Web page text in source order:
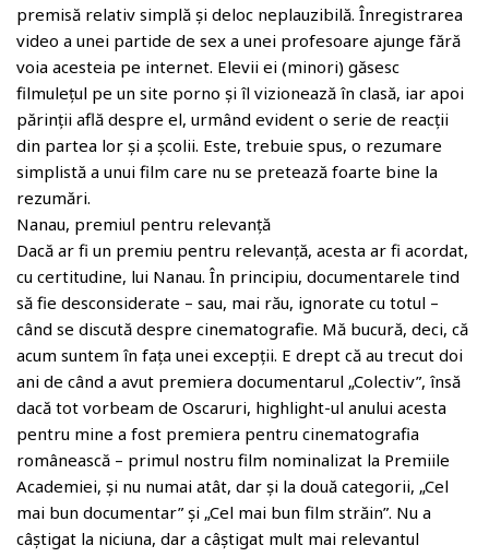
premisă relativ simplă și deloc neplauzibilă. Înregistrarea
video a unei partide de sex a unei profesoare ajunge fără
voia acesteia pe internet. Elevii ei (minori) găsesc
filmulețul pe un site porno și îl vizionează în clasă, iar apoi
părinții află despre el, urmând evident o serie de reacții
din partea lor și a școlii. Este, trebuie spus, o rezumare
simplistă a unui film care nu se pretează foarte bine la
rezumări.
Nanau, premiul pentru relevanță
Dacă ar fi un premiu pentru relevanță, acesta ar fi acordat,
cu certitudine, lui Nanau. În principiu, documentarele tind
să fie desconsiderate – sau, mai rău, ignorate cu totul –
când se discută despre cinematografie. Mă bucură, deci, că
acum suntem în fața unei excepții. E drept că au trecut doi
ani de când a avut premiera documentarul „Colectiv”, însă
dacă tot vorbeam de Oscaruri, highlight-ul anului acesta
pentru mine a fost premiera pentru cinematografia
românească – primul nostru film nominalizat la Premiile
Academiei, și nu numai atât, dar și la două categorii, „Cel
mai bun documentar” și „Cel mai bun film străin”. Nu a
câștigat la niciuna, dar a câștigat mult mai relevantul